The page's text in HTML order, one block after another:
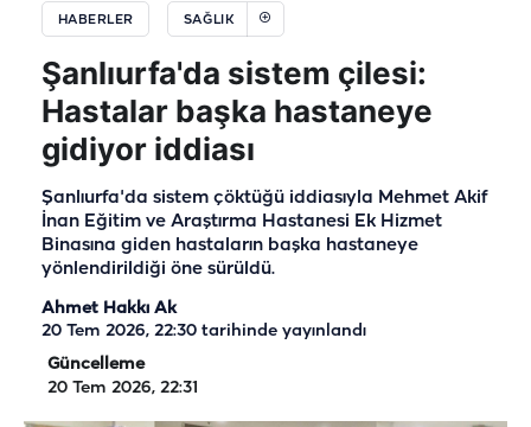
HABERLER SAĞLIK
Şanlıurfa'da sistem çilesi:
Hastalar başka hastaneye
gidiyor iddiası
Şanlıurfa'da sistem çöktüğü iddiasıyla Mehmet Akif
İnan Eğitim ve Araştırma Hastanesi Ek Hizmet
Binasına giden hastaların başka hastaneye
yönlendirildiği öne sürüldü.
Ahmet Hakkı Ak
20 Tem 2026, 22:30 tarihinde yayınlandı
Güncelleme
20 Tem 2026, 22:31